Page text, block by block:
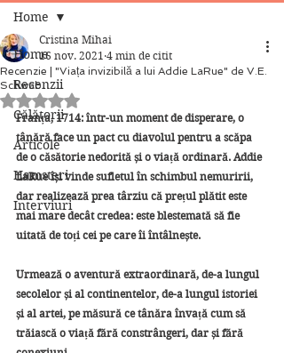
Home
Recenzii
Călătorii
Articole
Hamsteri
Interviuri
Home
Recenzie | "Viața invizibilă a lui Addie LaRue" de V.E.
Schwab
Cristina Mihai
16 nov. 2021 4 min de citit
Evaluat(ă) cu NaN din 5 stele.
Franța, 1714: într-un moment de disperare, o
tânără face un pact cu diavolul pentru a scăpa
de o căsătorie nedorită și o viață ordinară. Addie
LaRue își vinde sufletul în schimbul nemuririi,
dar realizează prea târziu că prețul plătit este
mai mare decât credea: este blestemată să fie
uitată de toți cei pe care îi întâlnește.
Urmează o aventură extraordinară, de-a lungul
secolelor și al continentelor, de-a lungul istoriei
și al artei, pe măsură ce tânăra învață cum să
trăiască o viață fără constrângeri, dar și fără